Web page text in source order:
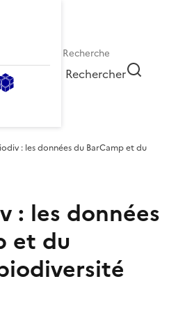
Rechercher
: les données du BarCamp et du
: les données
et du